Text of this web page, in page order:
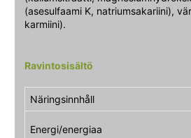
(asesulfaami K, natriumsakariini),
karmiini).
Ravintosisältö
Näringsinnhåll
Energi/energiaa